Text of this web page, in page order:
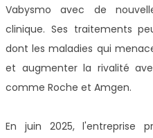
Vabysmo avec de
clinique. Ses traitements
dont les maladies qui
et augmenter la rivalité
comme Roche et Amgen.
En juin 2025, l'entreprise